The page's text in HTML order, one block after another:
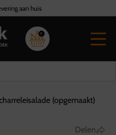
aan huis
0
(opgemaakt)
Delen